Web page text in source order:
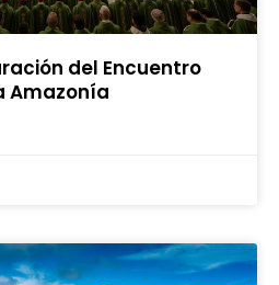
del Encuentro
Amazonía